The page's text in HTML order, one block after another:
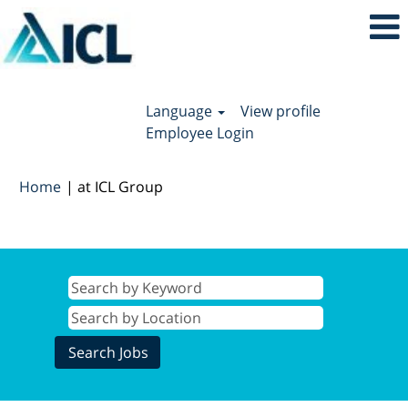
Language
View profile
Employee Login
Home | at ICL Group